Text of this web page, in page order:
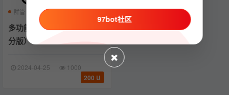
群管 机器人 抽奖
多功能群管机器人（抽奖/积
分版）
2024-04-25 1000
200 U
97bot社区